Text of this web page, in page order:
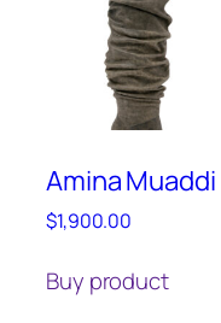
Amina Muaddi
$1,900.00
Buy product